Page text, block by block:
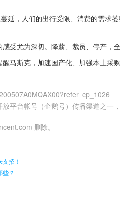
延，人们的出行受限、消费的需求
受尤为深切。降薪、裁员、停产，
马斯克，加速国产化、加强本土采
平台帐号（企鹅号）传播渠道之一
删除。
招！
些？